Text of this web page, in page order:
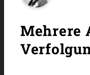
Mehrere